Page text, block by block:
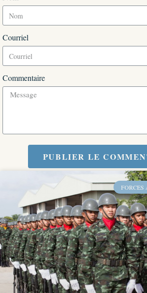
FORCES
Courriel
Commentaire
PUBLIER LE